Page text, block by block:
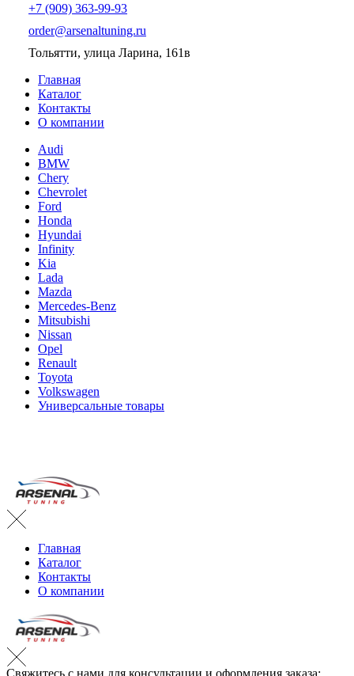
+7 (909) 363-99-93
order@arsenaltuning.ru
Тольятти, улица Ларина, 161в
Главная
Каталог
Контакты
О компании
Audi
BMW
Chery
Chevrolet
Ford
Honda
Hyundai
Infinity
Kia
Lada
Mazda
Mercedes-Benz
Mitsubishi
Nissan
Opel
Renault
Toyota
Volkswagen
Универсальные товары
Главная
Каталог
Контакты
О компании